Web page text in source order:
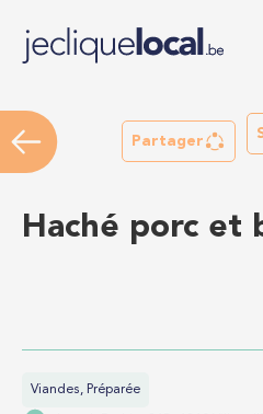
Partager
Haché porc et
Viandes, Préparée